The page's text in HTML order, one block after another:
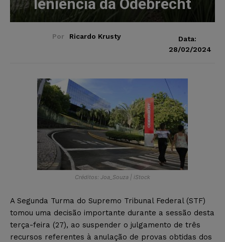
leniência da Odebrecht
Por Ricardo Krusty
Data:
28/02/2024
Créditos: Joa_Souza | iStock
A Segunda Turma do Supremo Tribunal Federal (STF)
tomou uma decisão importante durante a sessão desta
terça-feira (27), ao suspender o julgamento de três
recursos referentes à anulação de provas obtidas dos